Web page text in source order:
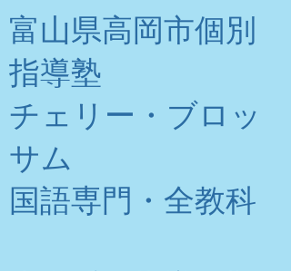
富山県高岡市個別
指導塾
チェリー・ブロッ
サム
​国語専門・全教科